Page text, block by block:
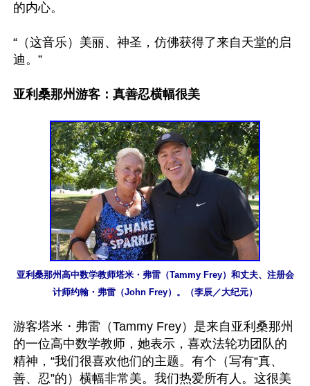
的内心。
“（这音乐）美丽、神圣，仿佛获得了来自天堂的启
迪。”
亚利桑那州游客：真善忍横幅很美
亚利桑那州高中数学教师塔米・弗雷（Tammy Frey）和丈夫、注册会
计师约翰・弗雷（John Frey）。（李辰／大纪元）
游客塔米・弗雷（Tammy Frey）是来自亚利桑那州
的一位高中数学教师，她表示，喜欢法轮功团队的
精神，“我们很喜欢他们的主题。有个（写有“真、
善、忍”的）横幅非常美。我们热爱所有人。这很美